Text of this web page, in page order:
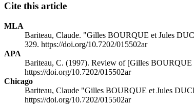
Cite this article
MLA
Bariteau, Claude. "Gilles BOURQUE et Jules
329. https://doi.org/10.7202/015502ar
APA
Bariteau, C. (1997). Review of [Gilles BOURQUE
https://doi.org/10.7202/015502ar
Chicago
Bariteau, Claude "Gilles BOURQUE et Jules
https://doi.org/10.7202/015502ar